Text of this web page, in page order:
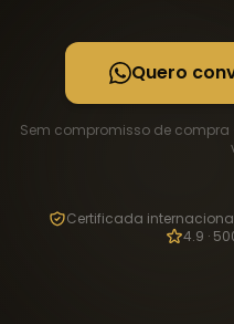
Quero
Sem compromisso de compra
Certificada
4.9 ·